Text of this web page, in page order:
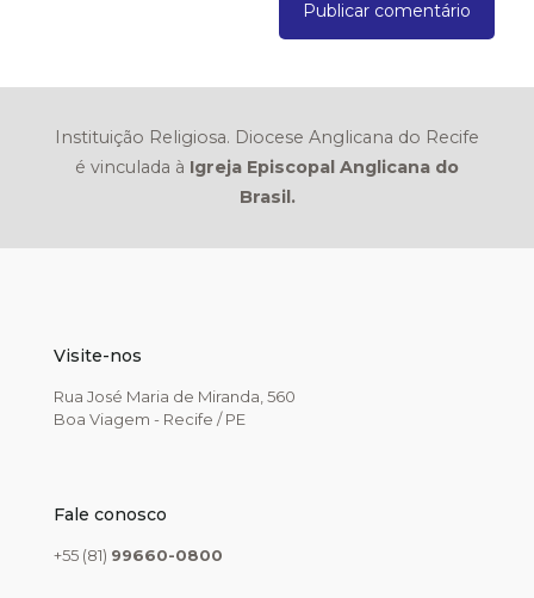
Instituição Religiosa. Diocese Anglicana do Recife
é vinculada à Igreja Episcopal Anglicana do
Brasil.
Visite-nos
Rua José Maria de Miranda, 560
Boa Viagem - Recife / PE
Fale conosco
+55 (81) 99660-0800